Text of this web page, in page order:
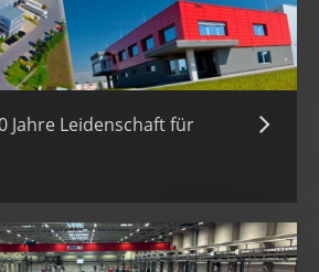
Jahre Leidenschaft für